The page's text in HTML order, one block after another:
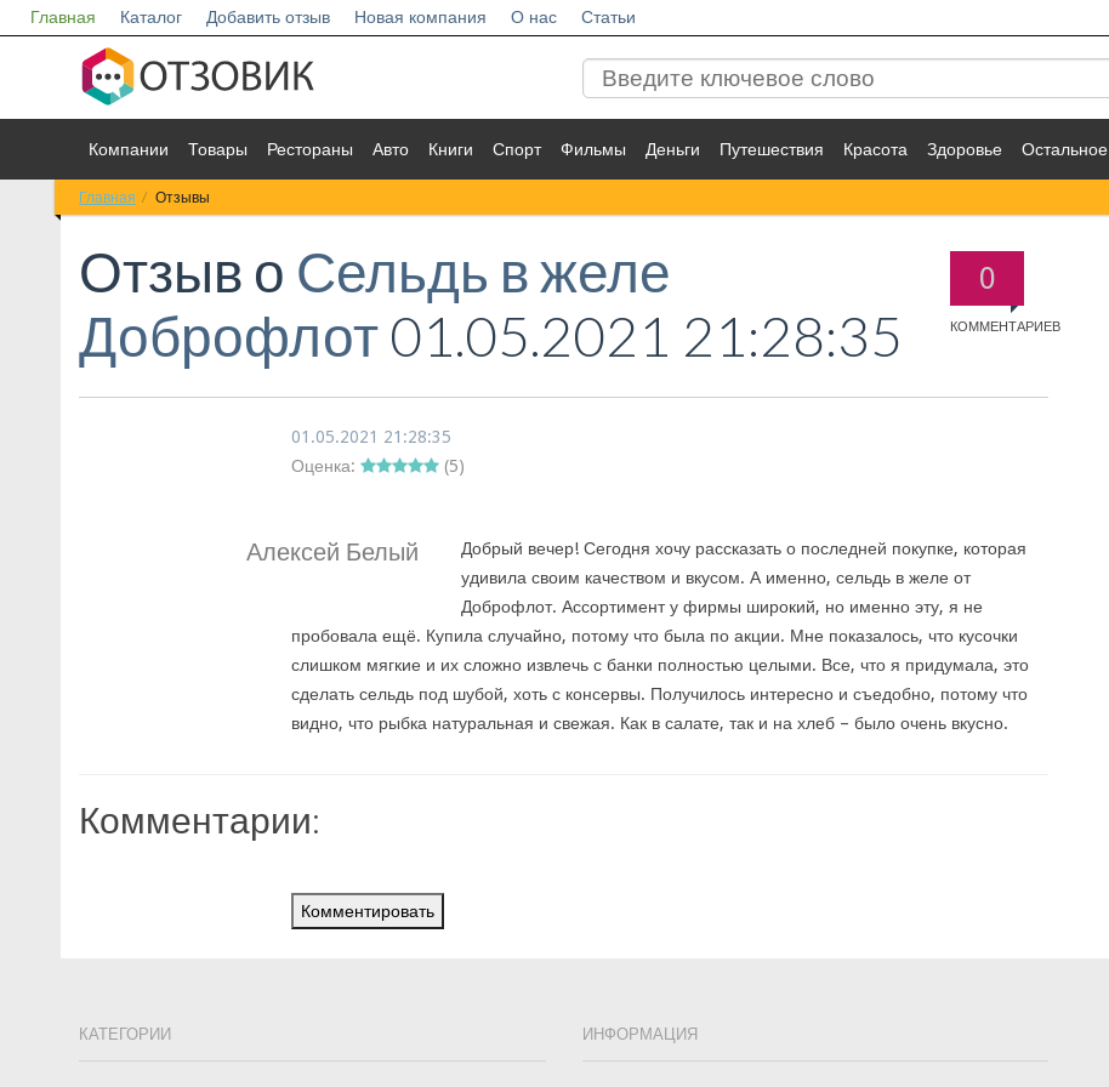
Главная Каталог Добавить отзыв Новая компания О нас Статьи
Компании Товары Рестораны Авто Книги Спорт Фильмы Деньги Путешествия Красота Здоровье Остальное
Главная Отзывы
0
КОММЕНТАРИЕВ
Отзыв о Сельдь в желе
Доброфлот 01.05.2021 21:28:35
01.05.2021 21:28:35
Оценка:
(5)
Алексей Белый
Добрый вечер! Сегодня хочу рассказать о последней покупке, которая
удивила своим качеством и вкусом. А именно, сельдь в желе от
Доброфлот. Ассортимент у фирмы широкий, но именно эту, я не
пробовала ещё. Купила случайно, потому что была по акции. Мне показалось, что кусочки
слишком мягкие и их сложно извлечь с банки полностью целыми. Все, что я придумала, это
сделать сельдь под шубой, хоть с консервы. Получилось интересно и съедобно, потому что
видно, что рыбка натуральная и свежая. Как в салате, так и на хлеб – было очень вкусно.
Комментарии:
Комментировать
КАТЕГОРИИ ИНФОРМАЦИЯ